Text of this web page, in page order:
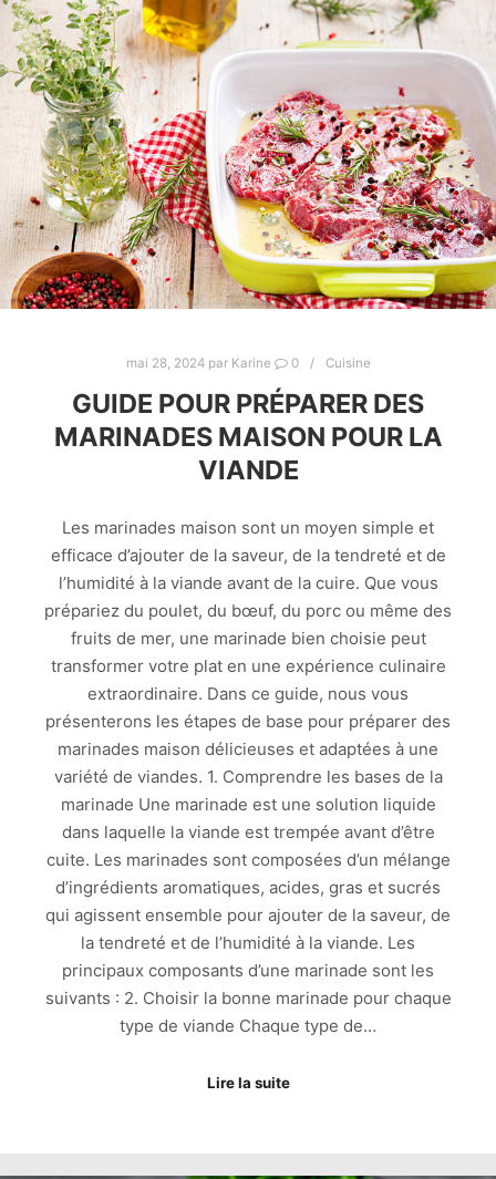
mai 28, 2024par Karine 0 Cuisine
GUIDE POUR PRÉPARER DES
MARINADES MAISON POUR LA
VIANDE
Les marinades maison sont un moyen simple et
efficace d’ajouter de la saveur, de la tendreté et de
l’humidité à la viande avant de la cuire. Que vous
prépariez du poulet, du bœuf, du porc ou même des
fruits de mer, une marinade bien choisie peut
transformer votre plat en une expérience culinaire
extraordinaire. Dans ce guide, nous vous
présenterons les étapes de base pour préparer des
marinades maison délicieuses et adaptées à une
variété de viandes. 1. Comprendre les bases de la
marinade Une marinade est une solution liquide
dans laquelle la viande est trempée avant d’être
cuite. Les marinades sont composées d’un mélange
d’ingrédients aromatiques, acides, gras et sucrés
qui agissent ensemble pour ajouter de la saveur, de
la tendreté et de l’humidité à la viande. Les
principaux composants d’une marinade sont les
suivants : 2. Choisir la bonne marinade pour chaque
type de viande Chaque type de…
Lire la suite